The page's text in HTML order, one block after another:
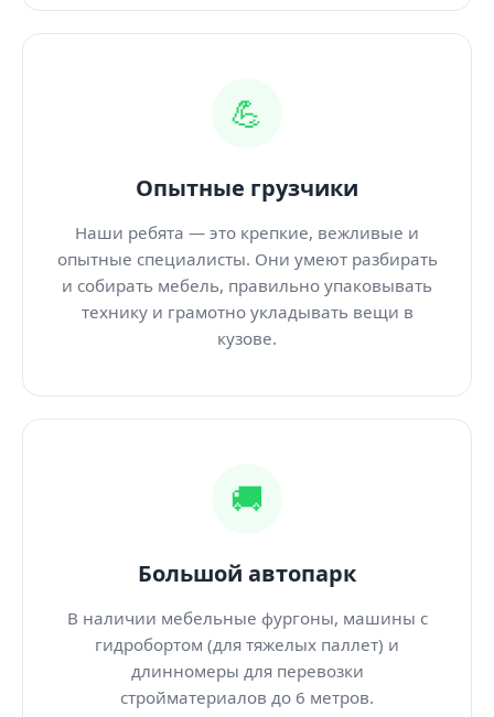
💪
Опытные грузчики
Наши ребята — это крепкие, вежливые и
опытные специалисты. Они умеют разбирать
и собирать мебель, правильно упаковывать
технику и грамотно укладывать вещи в
кузове.
🚚
Большой автопарк
В наличии мебельные фургоны, машины с
гидробортом (для тяжелых паллет) и
длинномеры для перевозки
стройматериалов до 6 метров.